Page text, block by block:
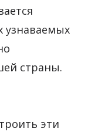
узнаваемых
страны.
эти